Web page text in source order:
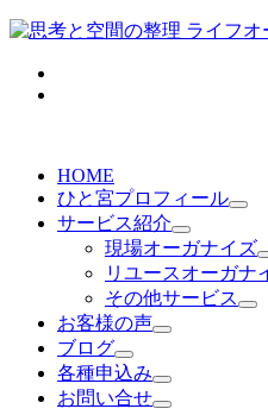
HOME
ひと宮プロフィール
サービス紹介
現場オーガナイズ
リユースオーガナ
その他サービス
お客様の声
ブログ
各種申込み
お問い合せ